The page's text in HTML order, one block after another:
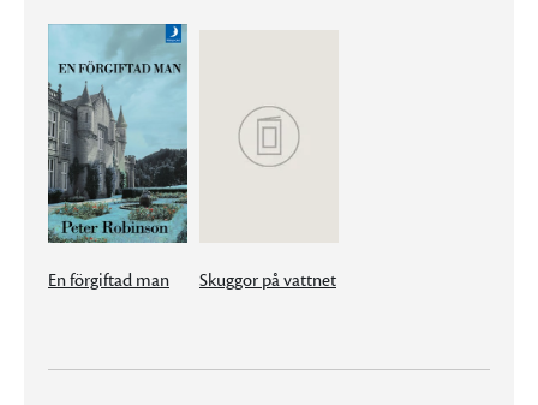
En förgiftad man Skuggor på vattnet